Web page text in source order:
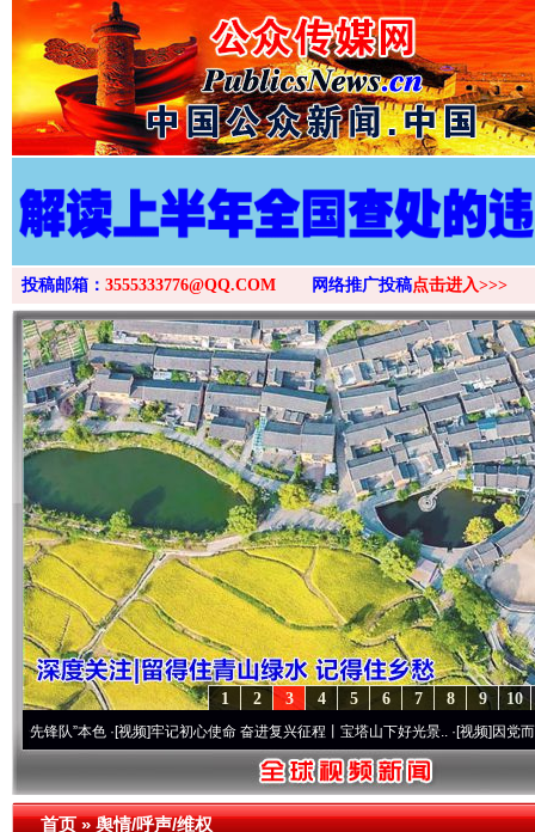
投稿邮箱： 3555333776@QQ.COM 网络推广投稿点击进入>>>
10
9
8
7
6
5
4
3
2
1
本色·[视频]牢记初心使命 奋进复兴征程丨宝塔山下好光景..·[视频]因党而生 为党而
首页»舆情/呼声/维权